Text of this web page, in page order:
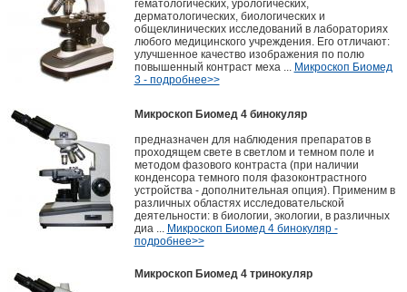
гематологических, урологических,
дерматологических, биологических и
общеклинических исследований в лабораториях
любого медицинского учреждения. Его отличают:
улучшенное качество изображения по полю
повышенный контраст меха ... Микроскоп Биомед
3 - подробнее>>
Микроскоп Биомед 4 бинокуляр
предназначен для наблюдения препаратов в
проходящем свете в светлом и темном поле и
методом фазового контраста (при наличии
конденсора темного поля фазоконтрастного
устройства - дополнительная опция). Применим в
различных областях исследовательской
деятельности: в биологии, экологии, в различных
диа ... Микроскоп Биомед 4 бинокуляр -
подробнее>>
Микроскоп Биомед 4 тринокуляр